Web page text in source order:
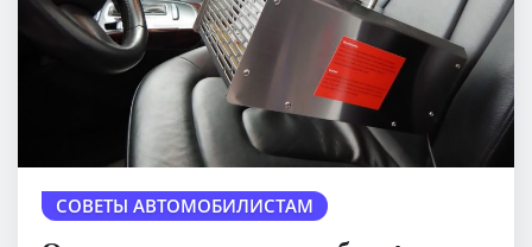
СОВЕТЫ АВТОМОБИЛИСТАМ